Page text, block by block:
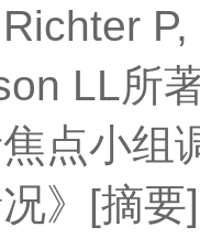
LL所
点小组
》[摘